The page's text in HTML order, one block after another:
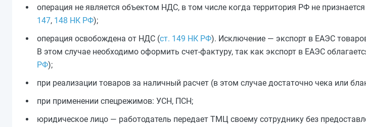
операция не является объектом НДС, в том числе когда территория РФ не
147, 148 НК РФ);
операция освобождена от НДС (ст. 149 НК РФ). Исключение — экспорт в ЕАЭС
В этом случае необходимо оформить счет-фактуру, так как экспорт в ЕАЭС
РФ);
при реализации товаров за наличный расчет (в этом случае достаточно чека или
при применении спецрежимов: УСН, ПСН;
юридическое лицо — работодатель передает ТМЦ своему сотруднику без